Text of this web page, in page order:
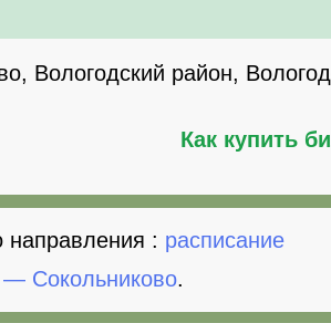
Вологодский район,
Как купить
направления : расписание
— Сокольниково.